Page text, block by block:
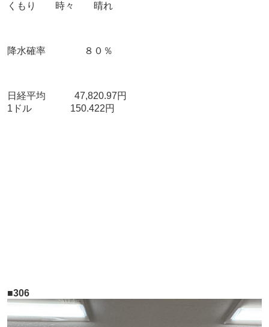
くもり 時々 晴れ
降水確率 ８０％
日経平均 47,820.97円
1ドル 150.422円
■306